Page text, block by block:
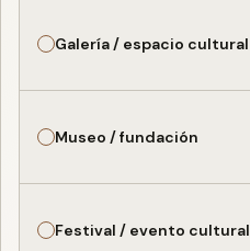
Galería / espacio cultural
Museo / fundación
Festival / evento cultural